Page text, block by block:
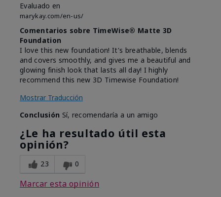
Evaluado en
marykay.com/en-us/
Comentarios sobre TimeWise® Matte 3D
Foundation
I love this new foundation! It's breathable, blends
and covers smoothly, and gives me a beautiful and
glowing finish look that lasts all day! I highly
recommend this new 3D Timewise Foundation!
Mostrar Traducción
Conclusión Sí, recomendaría a un amigo
¿Le ha resultado útil esta
opinión?
23 0
Marcar esta opinión